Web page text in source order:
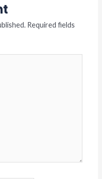
Required fields